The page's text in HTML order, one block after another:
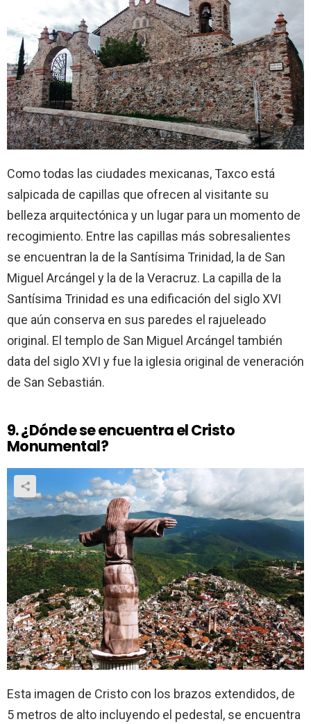
Como todas las ciudades mexicanas, Taxco está
salpicada de capillas que ofrecen al visitante su
belleza arquitectónica y un lugar para un momento de
recogimiento. Entre las capillas más sobresalientes
se encuentran la de la Santísima Trinidad, la de San
Miguel Arcángel y la de la Veracruz. La capilla de la
Santísima Trinidad es una edificación del siglo XVI
que aún conserva en sus paredes el rajueleado
original. El templo de San Miguel Arcángel también
data del siglo XVI y fue la iglesia original de veneración
de San Sebastián.
9. ¿Dónde se encuentra el Cristo
Monumental?
Esta imagen de Cristo con los brazos extendidos, de
5 metros de alto incluyendo el pedestal, se encuentra